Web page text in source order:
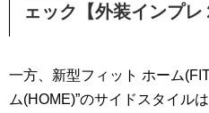
ェック【外装インプレ
一方、新型フィット ホーム
ム(HOME)”のサイドスタイル